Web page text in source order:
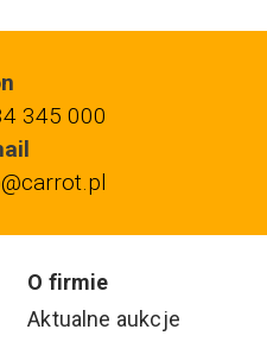
345 000
O firmie
Aktualne aukcje